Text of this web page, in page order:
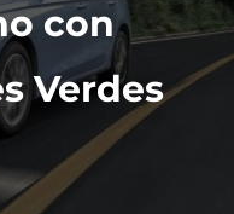
con
Verdes